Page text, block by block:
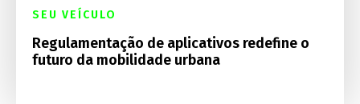
SEU VEÍCULO
Regulamentação de aplicativos redefine o
futuro da mobilidade urbana